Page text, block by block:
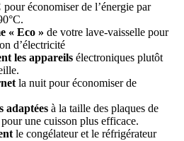
pour économiser de l’énergie par
« Eco » de votre lave-vaisselle pour
d’électricité
les appareils électroniques plutôt
la nuit pour économiser de
adaptées à la taille des plaques de
une cuisson plus efficace.
le congélateur et le réfrigérateur